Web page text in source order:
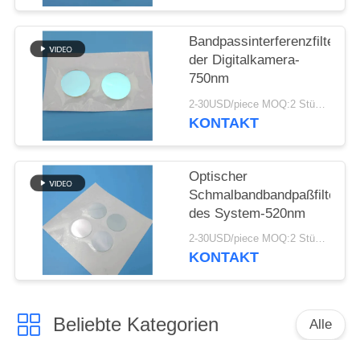
PRIVACY
POLICY
Bandpassinterferenzfilter
der Digitalkamera-
750nm
2-30USD/piece MOQ:2 Stücke
KONTAKT
Optischer
Schmalbandbandpaßfilter
des System-520nm
2-30USD/piece MOQ:2 Stücke
KONTAKT
Beliebte Kategorien Alle